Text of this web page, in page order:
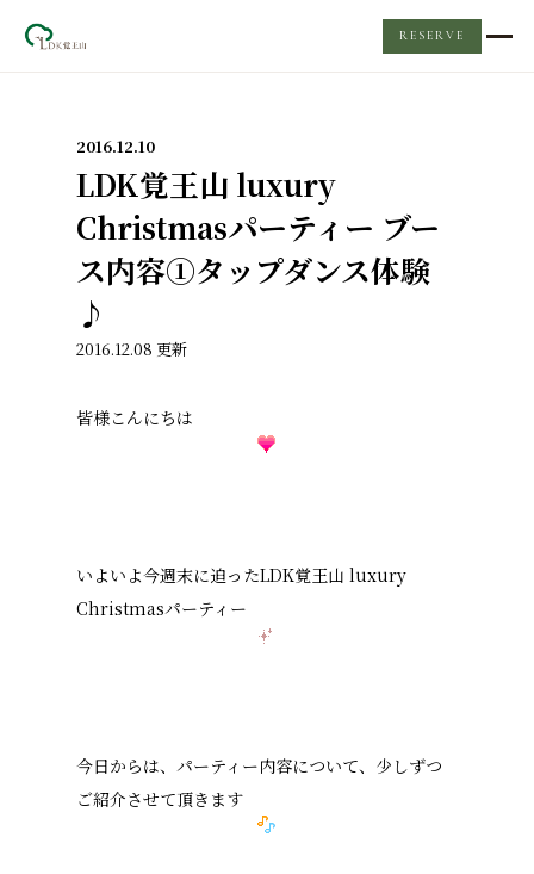
RESERVE
レンタルスペース
LDKについて
Event & News
2016.12.10
LDK覚王山 luxury
Christmasパーティー ブー
ス内容①タップダンス体験
♪
2016.12.08 更新
皆様こんにちは
いよいよ今週末に迫ったLDK覚王山 luxury
Christmasパーティー
今日からは、パーティー内容について、少しずつ
ご紹介させて頂きます